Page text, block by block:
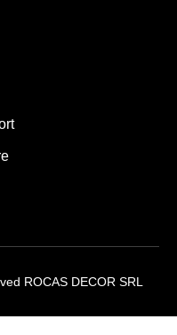
ROCAS DECOR SRL